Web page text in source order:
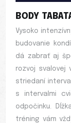
BODY
Vysoko
budovanie
dá zabrať aj
rozvoj svalovej
striedaní
s intervalmi
odpočinku.
tréning vám